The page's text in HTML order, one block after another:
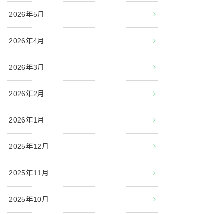
2026年5月
2026年4月
2026年3月
2026年2月
2026年1月
2025年12月
2025年11月
2025年10月